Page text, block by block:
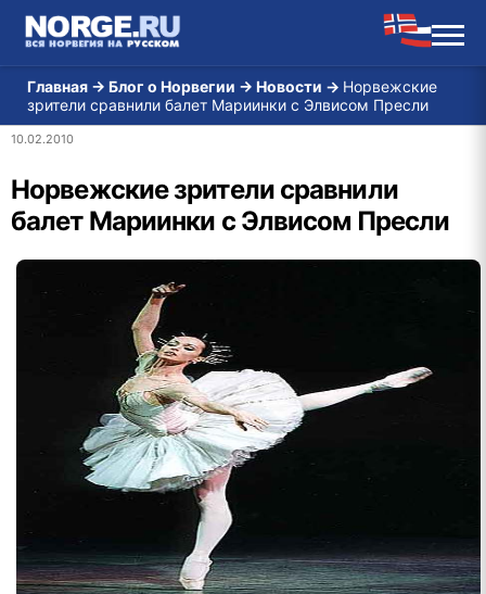
Главная → Блог о Норвегии → Новости → Норвежские
зрители сравнили балет Мариинки с Элвисом Пресли
10.02.2010
Норвежские зрители сравнили
балет Мариинки с Элвисом Пресли